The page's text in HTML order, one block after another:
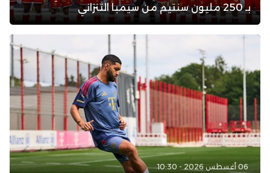
بـ 250 مليون سنتيم من سيمبا التنزاني
06 أغسطس 2026 - 10:30